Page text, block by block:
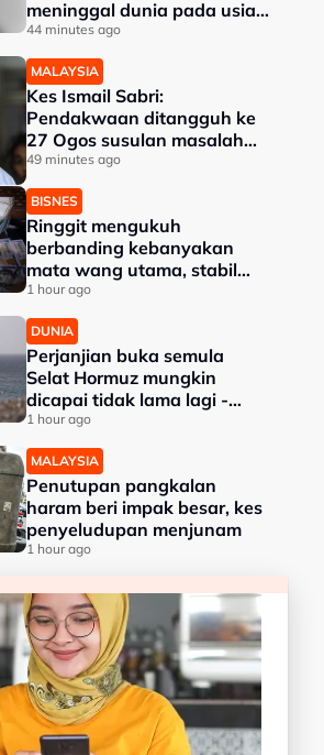
meninggal dunia pada usia
91 tahun
44 minutes ago
MALAYSIA
Kes Ismail Sabri:
Pendakwaan ditangguh ke
27 Ogos susulan masalah
kesihatan
49 minutes ago
BISNES
Ringgit mengukuh
berbanding kebanyakan
mata wang utama, stabil
dengan dolar AS
1 hour ago
DUNIA
Perjanjian buka semula
Selat Hormuz mungkin
dicapai tidak lama lagi -
Trump
1 hour ago
MALAYSIA
Penutupan pangkalan
haram beri impak besar, kes
penyeludupan menjunam
1 hour ago